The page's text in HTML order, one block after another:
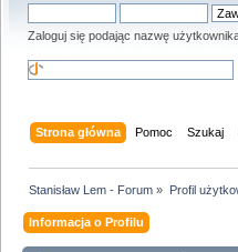
Zaloguj się podając nazwę
Strona główna Pomoc Szukaj
Stanisław Lem - Forum » Profil
Informacja o Profilu